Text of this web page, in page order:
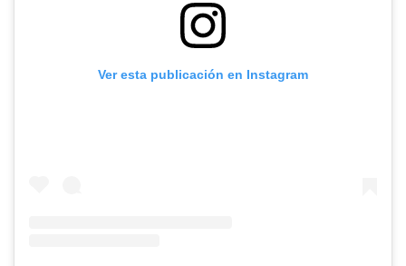
Ver esta publicación en Instagram